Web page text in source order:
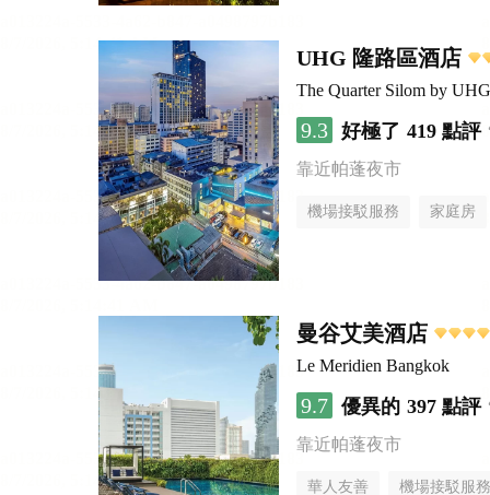
UHG 隆路區酒店
The Quarter Silom by UHG
9.3 好極了 419 點評
靠近帕蓬夜市
機場接駁服務 家庭房
曼谷艾美酒店
Le Meridien Bangkok
9.7 優異的 397 點評
靠近帕蓬夜市
華人友善 機場接駁服務